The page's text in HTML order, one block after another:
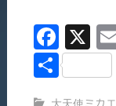
F
a
X
共
大天使ミカ